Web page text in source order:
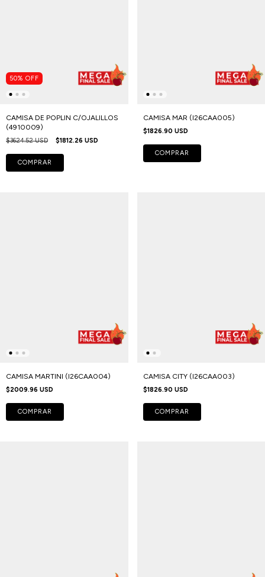
50% OFF
CAMISA DE POPLIN C/OJALILLOS
(4910009)
$3624.52 USD $1812.26 USD
COMPRAR
CAMISA MAR (I26CAA005)
$1826.90 USD
COMPRAR
CAMISA MARTINI (I26CAA004)
$2009.96 USD
COMPRAR
CAMISA CITY (I26CAA003)
$1826.90 USD
COMPRAR